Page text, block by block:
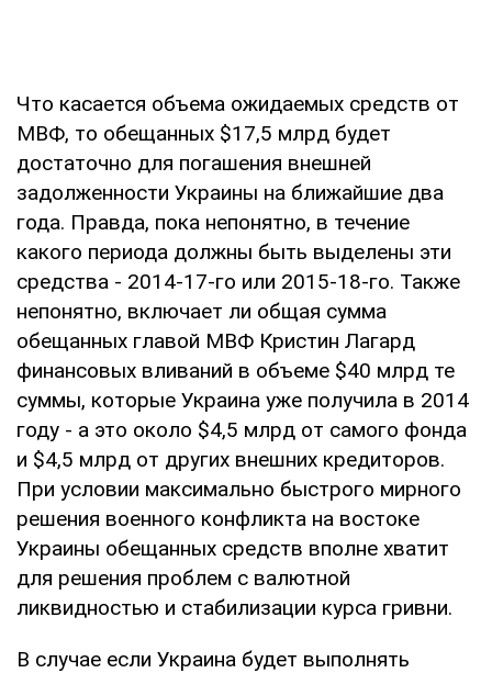
Что касается объема ожидаемых средств от
МВФ, то обещанных $17,5 млрд будет
достаточно для погашения внешней
задолженности Украины на ближайшие два
года. Правда, пока непонятно, в течение
какого периода должны быть выделены эти
средства - 2014-17-го или 2015-18-го. Также
непонятно, включает ли общая сумма
обещанных главой МВФ Кристин Лагард
финансовых вливаний в объеме $40 млрд те
суммы, которые Украина уже получила в 2014
году - а это около $4,5 млрд от самого фонда
и $4,5 млрд от других внешних кредиторов.
При условии максимально быстрого мирного
решения военного конфликта на востоке
Украины обещанных средств вполне хватит
для решения проблем с валютной
ликвидностью и стабилизации курса гривни.
В случае если Украина будет выполнять